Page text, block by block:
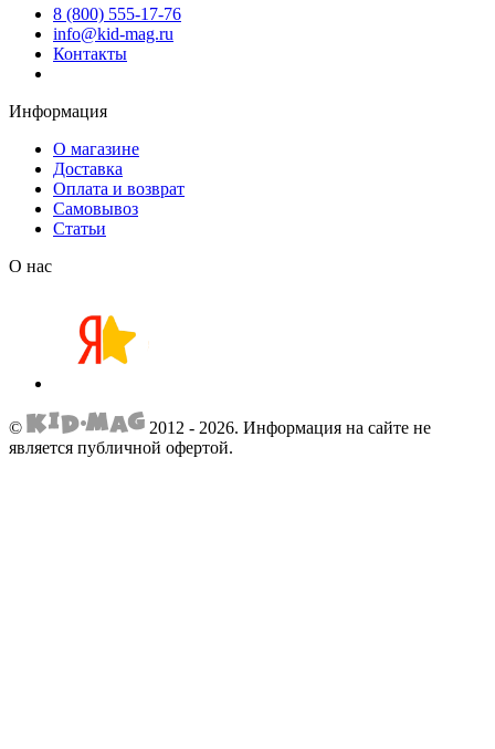
8 (800) 555-17-76
info@kid-mag.ru
Контакты
Информация
О магазине
Доставка
Оплата и возврат
Самовывоз
Статьи
О нас
© 2012 - 2026. Информация на сайте не
является публичной офертой.